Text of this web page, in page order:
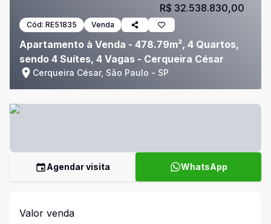
Cód: RE51835 Venda
Apartamento à Venda - 478.79m², 4 Quartos,
sendo 4 Suítes, 4 Vagas - Cerqueira César
Cerqueira César, São Paulo - SP
R$ 32.538.830,00
Agendar visita WhatsApp
Valor venda